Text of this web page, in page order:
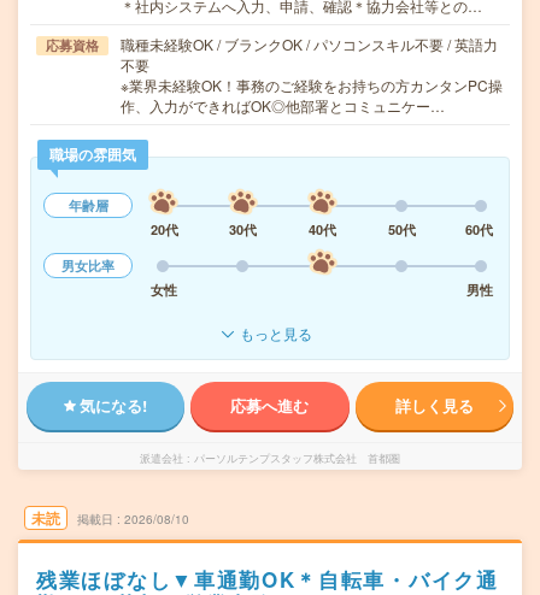
＊社内システムへ入力、申請、確認＊協力会社等との…
応募資格
職種未経験OK / ブランクOK / パソコンスキル不要 / 英語力
不要
※業界未経験OK！事務のご経験をお持ちの方カンタンPC操
作、入力ができればOK◎他部署とコミュニケー…
職場の雰囲気
年齢層
20代
30代 40代 50代
60代
男女比率
女性
男性
もっと見る
気になる! 応募へ進む 詳しく見る
派遣会社 パーソルテンプスタッフ株式会社 首都圏
未読 掲載日 2026/08/10
残業ほぼなし▼車通勤OK＊自転車・バイク通